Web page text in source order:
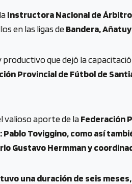
p
p
Instructora Nacional de
en las ligas deBandera,
que dejó la
Provincial de Fútbol de
valioso aporte de laFederación
Pablo Toviggino, como así
Gustavo Hermman y
tuvo una duración de seis